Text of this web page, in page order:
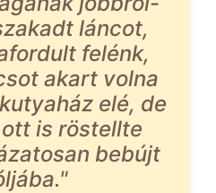
láncot,
felénk,
akart volna
elé, de
is röstellte
bebújt